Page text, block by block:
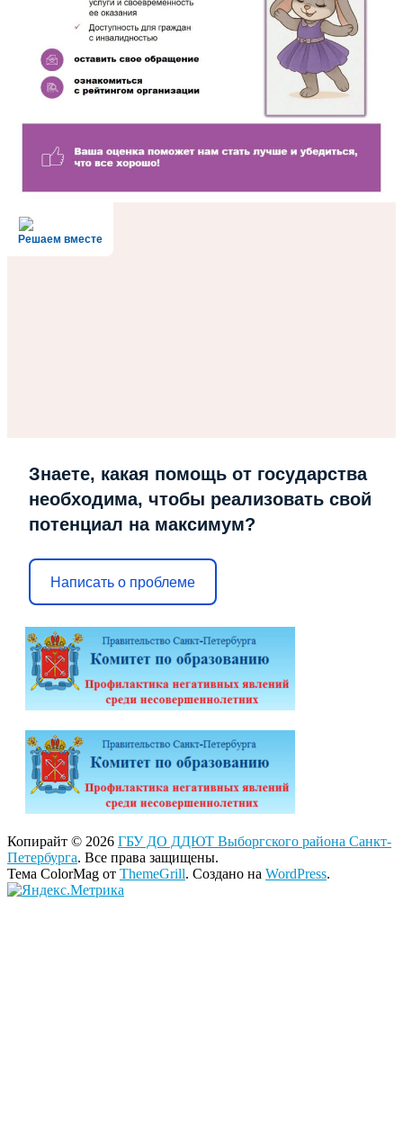
Решаем вместе
Знаете, какая помощь от государства
необходима, чтобы реализовать свой
потенциал на максимум?
Написать о проблеме
Копирайт © 2026 ГБУ ДО ДДЮТ Выборгского района Санкт-
Петербурга. Все права защищены.
Тема ColorMag от ThemeGrill. Создано на WordPress.